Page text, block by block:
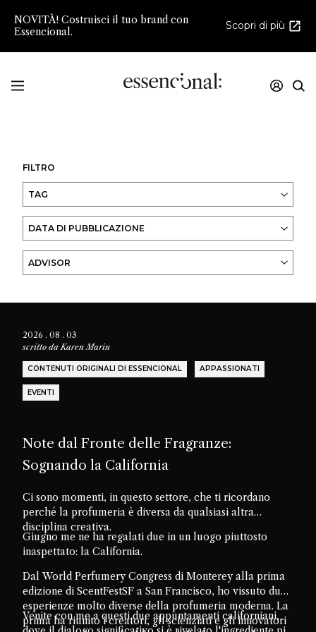
NOVITÀ! Costruisci il tuo brand con
Essencional.
Scopri di più
Innovazione e creatività nello sviluppo della
FILTRO
TAG
DATA DI PUBBLICAZIONE
ADVISOR
2026 . 08 . 03
scritto daKaren Marin
CONTENUTI ORIGINALI DI ESSENCIONAL APPASSIONATI
EVENTI
Note dal Fronte delle Fragranze:
Sognando la California
Ci sono momenti, in questo settore, che ti ricordano
perché la profumeria è diversa da qualsiasi altra
disciplina creativa.
Giugno me ne ha regalati due in un luogo piuttosto
inaspettato: la California.
Dal World Perfumery Congress di Monterey alla prima
edizione di ScentFestSF a San Francisco, ho vissuto due
esperienze molto diverse della profumeria moderna. La
prima ha riunito i creatori, gli scienziati e gli innovatori
Venite con me a questi due appuntamenti californiani,